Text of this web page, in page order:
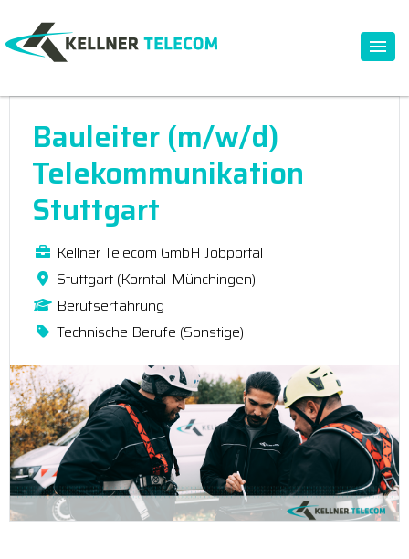
Bauleiter (m/w/d)
Telekommunikation
Stuttgart
Kellner Telecom GmbH Jobportal
Stuttgart (Korntal-Münchingen)
Berufserfahrung
Technische Berufe (Sonstige)